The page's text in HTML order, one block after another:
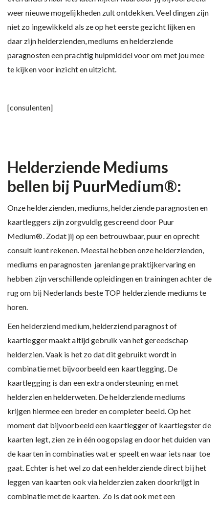
weer nieuwe mogelijkheden zult ontdekken. Veel dingen zijn
niet zo ingewikkeld als ze op het eerste gezicht lijken en
daar zijn helderzienden, mediums en helderziende
paragnosten een prachtig hulpmiddel voor om met jou mee
te kijken voor inzicht en uitzicht.
[consulenten]
Helderziende Mediums
bellen bij PuurMedium®:
Onze helderzienden, mediums, helderziende paragnosten en
kaartleggers zijn zorgvuldig gescreend door Puur
Medium®. Zodat jij op een betrouwbaar, puur en oprecht
consult kunt rekenen. Meestal hebben onze helderzienden,
mediums en paragnosten jarenlange praktijkervaring en
hebben zijn verschillende opleidingen en trainingen achter de
rug om bij Nederlands beste TOP helderziende mediums te
horen.
Een helderziend medium, helderziend paragnost of
kaartlegger maakt altijd gebruik van het gereedschap
helderzien. Vaak is het zo dat dit gebruikt wordt in
combinatie met bijvoorbeeld een kaartlegging. De
kaartlegging is dan een extra ondersteuning en met
helderzien en helderweten. De helderziende mediums
krijgen hiermee een breder en completer beeld. Op het
moment dat bijvoorbeeld een kaartlegger of kaartlegster de
kaarten legt, zien ze in één oogopslag en door het duiden van
de kaarten in combinaties wat er speelt en waar iets naar toe
gaat. Echter is het wel zo dat een helderziende direct bij het
leggen van kaarten ook via helderzien zaken doorkrijgt in
combinatie met de kaarten. Zo is dat ook met een